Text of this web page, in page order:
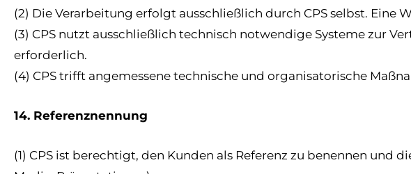
(2) Die Verarbeitung erfolgt ausschließlich durch CPS selbst. Eine
(3) CPS nutzt ausschließlich technisch notwendige Systeme zur
erforderlich.
(4) CPS trifft angemessene technische und organisatorische
14. Referenznennung
(1) CPS ist berechtigt, den Kunden als Referenz zu benennen und